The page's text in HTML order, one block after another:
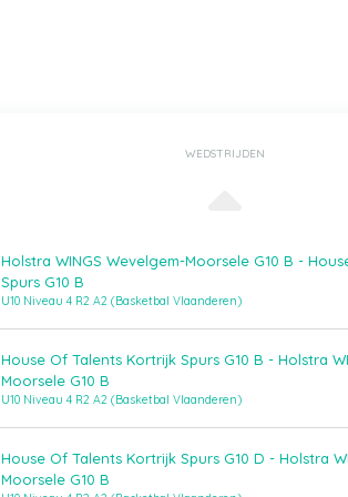
WEDSTRIJDEN
Holstra WINGS Wevelgem-Moorsele G10 B -
Spurs G10 B
U10 Niveau 4 R2 A2 (Basketbal Vlaanderen)
House Of Talents Kortrijk Spurs G10 B - Holstra
Moorsele G10 B
U10 Niveau 4 R2 A2 (Basketbal Vlaanderen)
House Of Talents Kortrijk Spurs G10 D - Holstra
Moorsele G10 B